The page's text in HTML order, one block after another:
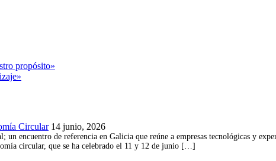
propósito»
Circular 14 junio, 2026
encuentro de referencia en Galicia que reúne a empresas tecnológicas y
circular, que se ha celebrado el 11 y 12 de junio […]